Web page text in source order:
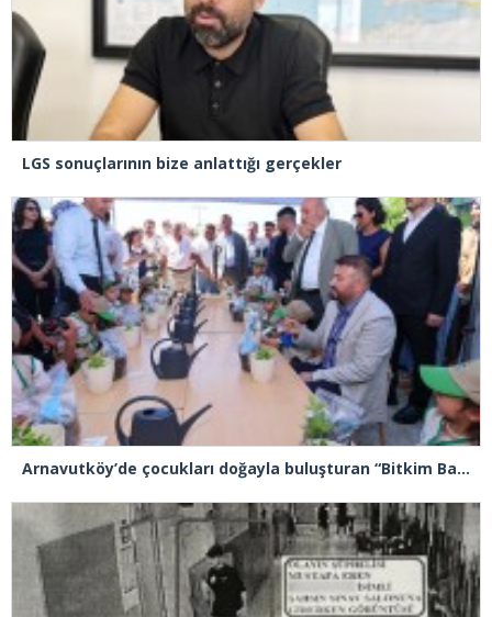
LGS sonuçlarının bize anlattığı gerçekler
Arnavutköy’de çocukları doğayla buluşturan “Bitkim Bana Emanet” projesini hayata geçirildi